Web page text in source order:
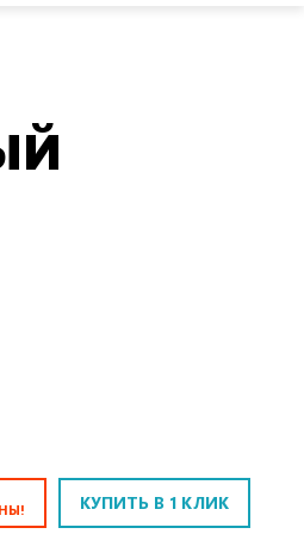
КУПИТЬ В 1 КЛИК